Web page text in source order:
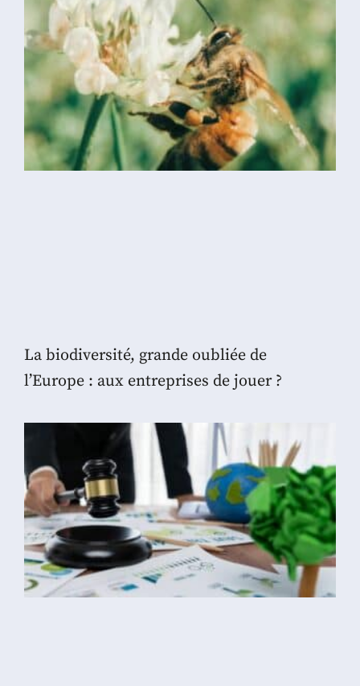
La biodiversité, grande oubliée de
l’Europe : aux entreprises de jouer ?